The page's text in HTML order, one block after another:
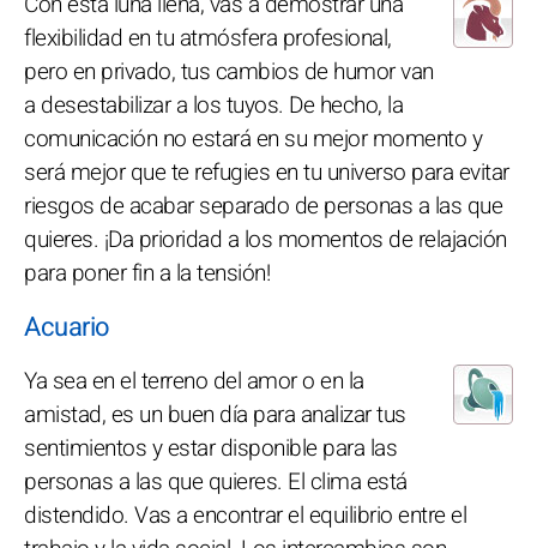
flexibilidad en tu atmósfera profesional,
pero en privado, tus cambios de humor van
a desestabilizar a los tuyos. De hecho, la
comunicación no estará en su mejor momento y
será mejor que te refugies en tu universo para evitar
riesgos de acabar separado de personas a las que
quieres. ¡Da prioridad a los momentos de relajación
para poner fin a la tensión!
Acuario
Ya sea en el terreno del amor o en la
amistad, es un buen día para analizar tus
sentimientos y estar disponible para las
personas a las que quieres. El clima está
distendido. Vas a encontrar el equilibrio entre el